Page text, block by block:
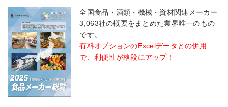
全国食品・酒類・機械・資材関連メーカー
3,063社の概要をまとめた業界唯一のもの
です。
有料オプションのExcelデータとの併用
で、利便性が格段にアップ！